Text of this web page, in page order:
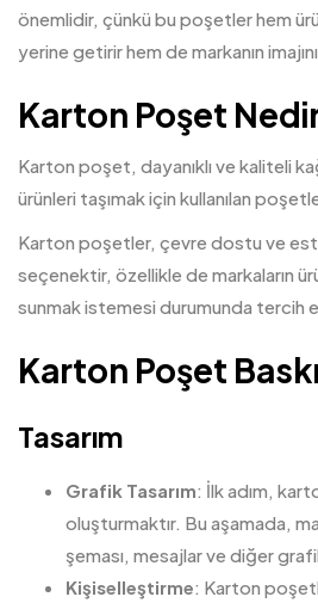
önemlidir, çünkü bu poşetler hem
yerine getirir hem de markanın imajını
Karton Poşet
Karton poşet, dayanıklı ve kaliteli
ürünleri taşımak için kullanılan
Karton poşetler, çevre dostu ve
seçenektir, özellikle de markaların
sunmak istemesi durumunda tercih
Karton Poşet
Tasarım
Grafik Tasarım: İlk adım,
oluşturmaktır. Bu aşamada,
şeması, mesajlar ve diğer
Kişiselleştirme: Karton